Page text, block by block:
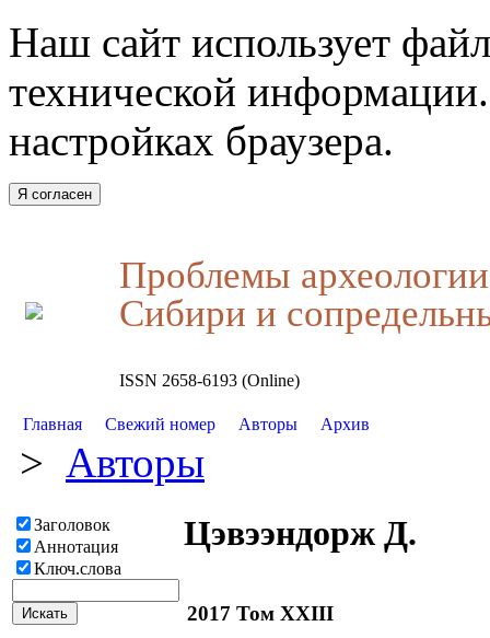
Наш сайт использует
технической
настройках браузера.
Я согласен
Проблемы
Сибири и
ISSN 2658-6193 (Online)
Главная Свежий номер Авторы Архив
> Авторы
Заголовок
Аннотация
Ключ.слова
Цэвээндорж Д.
2017 Том XXIII